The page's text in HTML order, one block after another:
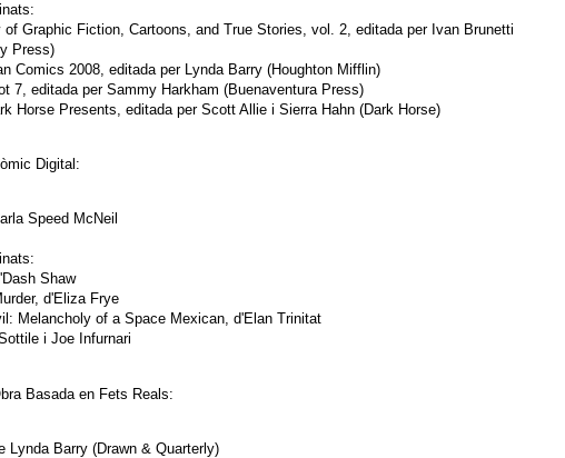
of Graphic Fiction, Cartoons, and True Stories, vol. 2, editada per Ivan Brunetti
Press)
Comics 2008, editada per Lynda Barry (Houghton Mifflin)
7, editada per Sammy Harkham (Buenaventura Press)
Horse Presents, editada per Scott Allie i Sierra Hahn (Dark Horse)
Digital:
Speed McNeil
Shaw
d'Eliza Frye
Melancholy of a Space Mexican, d'Elan Trinitat
i Joe Infurnari
Basada en Fets Reals:
Lynda Barry (Drawn & Quarterly)